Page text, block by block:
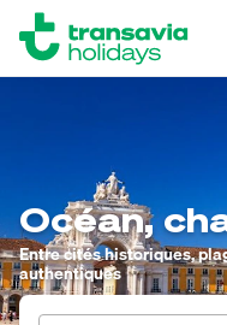
Océan,
Entre cités historiques,
authentiques